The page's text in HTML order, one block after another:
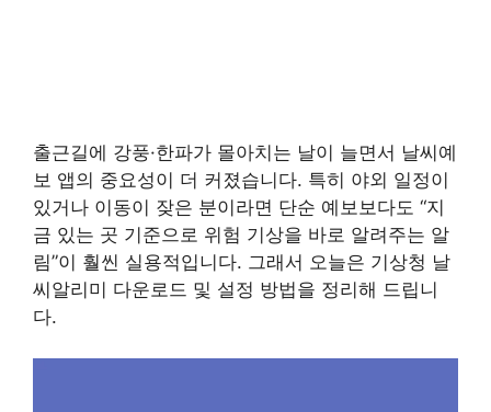
출근길에 강풍·한파가 몰아치는 날이 늘면서 날씨예
보 앱의 중요성이 더 커졌습니다. 특히 야외 일정이
있거나 이동이 잦은 분이라면 단순 예보보다도 “지
금 있는 곳 기준으로 위험 기상을 바로 알려주는 알
림”이 훨씬 실용적입니다. 그래서 오늘은 기상청 날
씨알리미 다운로드 및 설정 방법을 정리해 드립니
다.